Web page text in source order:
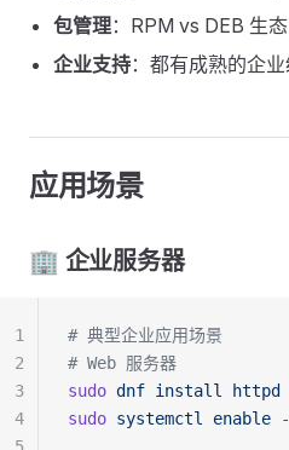
包管理：RPM vs DEB 生
企业支持：都有成熟的企
应用场景
🏢 企业服务器
# 典型企业应用场景
# Web 服务器
sudo dnf install httpd
sudo systemctl enable
1
2
3
4